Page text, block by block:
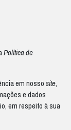
Política de
em nossosite,
e dados
em respeito à sua